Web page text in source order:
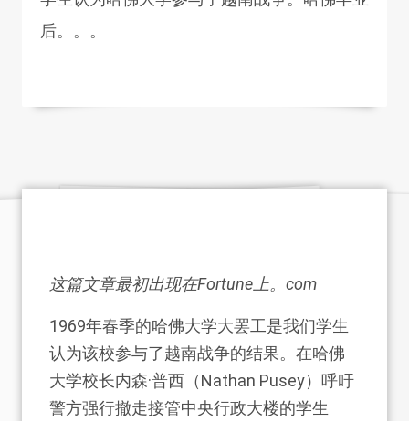
后。。。
这篇文章最初出现在Fortune上。com
1969年春季的哈佛大学大罢工是我们学生
认为该校参与了越南战争的结果。在哈佛
大学校长内森·普西（Nathan Pusey）呼吁
警方强行撤走接管中央行政大楼的学生